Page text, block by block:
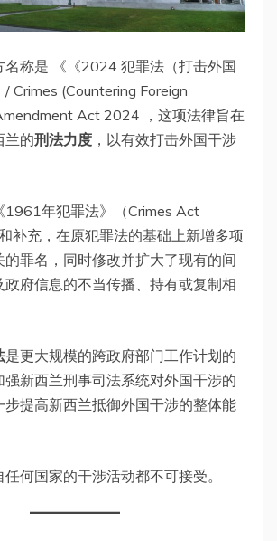
名称是 《《2024 犯罪法（打击外国
Crimes (Countering Foreign
Act 2024 ，这项法律旨在
兰的刑法力度 ，以有效打击外国干涉
1961年犯罪法》（Crimes Act
补充，在原犯罪法的基础上新增多项
罪名，同时修改并扩大了现有的间
府信息的不当传播、持有或复制相
是更大规模的跨政府部门工作计划的
新西兰刑事司法系统对外国干涉的
步提高新西兰抵御外国干涉的整体能
何国家的干涉活动都不可接受。